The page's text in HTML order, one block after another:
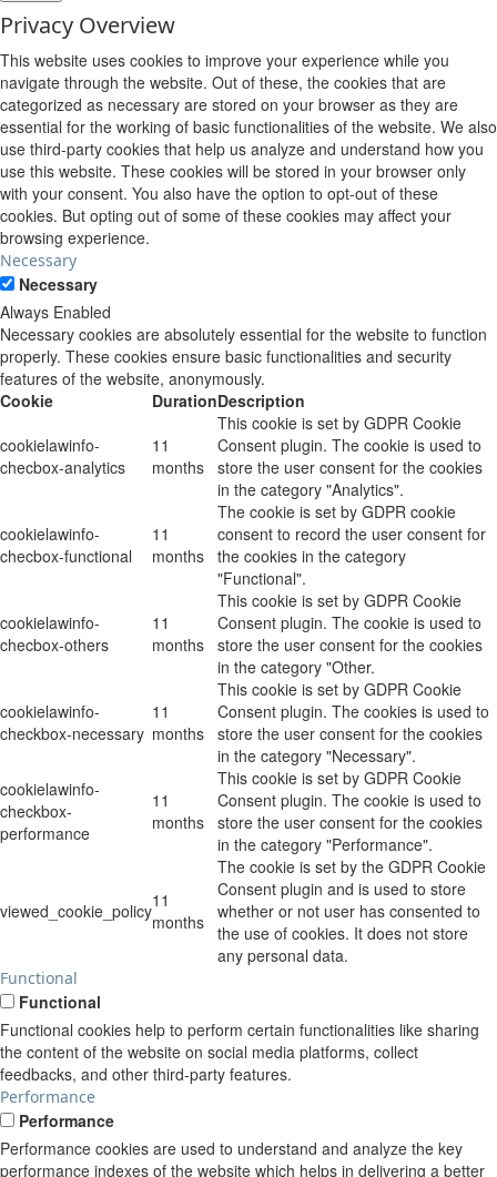
Privacy Overview
This website uses cookies to improve your experience while you
navigate through the website. Out of these, the cookies that are
categorized as necessary are stored on your browser as they are
essential for the working of basic functionalities of the website. We also
use third-party cookies that help us analyze and understand how you
use this website. These cookies will be stored in your browser only
with your consent. You also have the option to opt-out of these
cookies. But opting out of some of these cookies may affect your
browsing experience.
Necessary
Necessary
Always Enabled
Necessary cookies are absolutely essential for the website to function
properly. These cookies ensure basic functionalities and security
features of the website, anonymously.
Cookie
DurationDescription
cookielawinfo-
checbox-analytics
11
months
This cookie is set by GDPR Cookie
Consent plugin. The cookie is used to
store the user consent for the cookies
in the category "Analytics".
cookielawinfo-
checbox-functional
11
months
The cookie is set by GDPR cookie
consent to record the user consent for
the cookies in the category
"Functional".
cookielawinfo-
checbox-others
11
months
This cookie is set by GDPR Cookie
Consent plugin. The cookie is used to
store the user consent for the cookies
in the category "Other.
cookielawinfo-
checkbox-necessary
11
months
This cookie is set by GDPR Cookie
Consent plugin. The cookies is used to
store the user consent for the cookies
in the category "Necessary".
cookielawinfo-
checkbox-
performance
11
months
This cookie is set by GDPR Cookie
Consent plugin. The cookie is used to
store the user consent for the cookies
in the category "Performance".
viewed_cookie_policy11
months
The cookie is set by the GDPR Cookie
Consent plugin and is used to store
whether or not user has consented to
the use of cookies. It does not store
any personal data.
Functional
Functional
Functional cookies help to perform certain functionalities like sharing
the content of the website on social media platforms, collect
feedbacks, and other third-party features.
Performance
Performance
Performance cookies are used to understand and analyze the key
performance indexes of the website which helps in delivering a better